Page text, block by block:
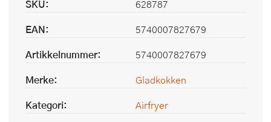
SKU:
628787
EAN:
5740007827679
Artikkelnummer:
5740007827679
Merke:
Gladkokken
Kategori:
Airfryer